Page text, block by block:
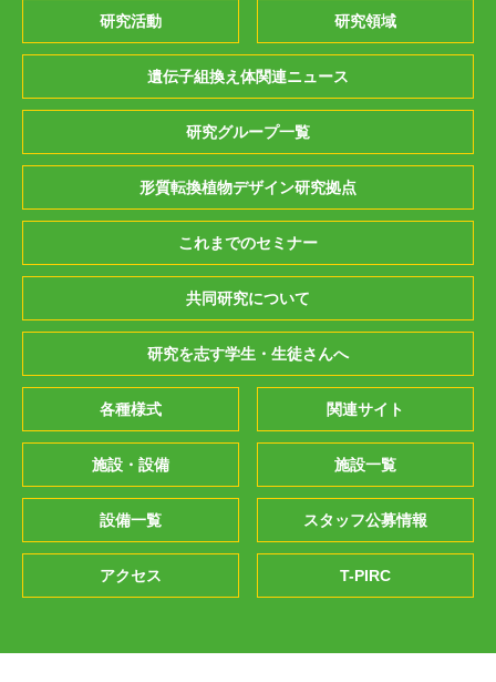
研究活動 研究領域
遺伝子組換え体関連ニュース
研究グループ一覧
形質転換植物デザイン研究拠点
これまでのセミナー
共同研究について
研究を志す学生・生徒さんへ
各種様式 関連サイト
施設・設備 施設一覧
設備一覧 スタッフ公募情報
アクセス T-PIRC